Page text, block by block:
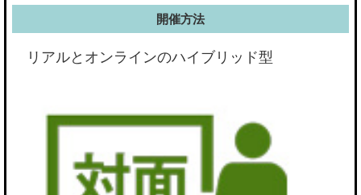
開催方法
リアルとオンラインのハイブリッド型